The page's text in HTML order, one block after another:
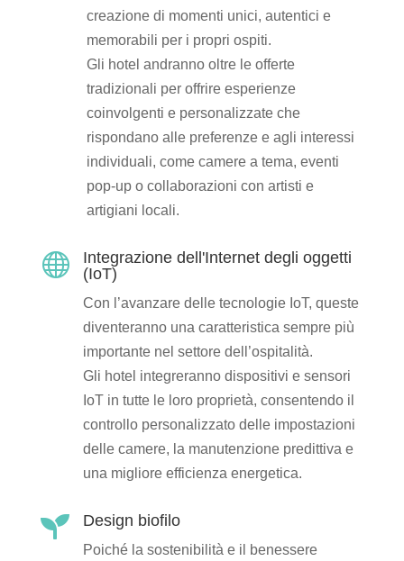
creazione di momenti unici, autentici e
memorabili per i propri ospiti.
Gli hotel andranno oltre le offerte
tradizionali per offrire esperienze
coinvolgenti e personalizzate che
rispondano alle preferenze e agli interessi
individuali, come camere a tema, eventi
pop-up o collaborazioni con artisti e
artigiani locali.

Integrazione dell'Internet degli oggetti
(IoT)
Con l’avanzare delle tecnologie IoT, queste
diventeranno una caratteristica sempre più
importante nel settore dell’ospitalità.
Gli hotel integreranno dispositivi e sensori
IoT in tutte le loro proprietà, consentendo il
controllo personalizzato delle impostazioni
delle camere, la manutenzione predittiva e
una migliore efficienza energetica.
 Design biofilo
Poiché la sostenibilità e il benessere